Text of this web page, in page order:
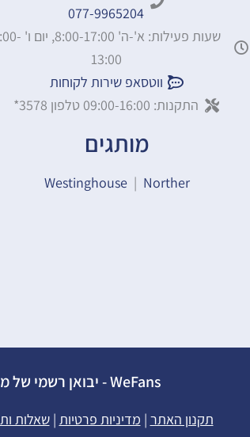
077-9965204
שעות פעילות: א'-ה' 8:00-
13:00
ווטסאפ שירות לקוחות
התקנות: 09:00-16:00 טלפון 3578*
מותגים
Westinghouse | Norther
WeFans - יבואן רשמי של מאווררי Westinghouse
תקנון האתר | מדיניות פרטיות |שאלות